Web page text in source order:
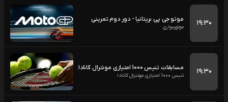
۱۹:۳۰ موتو جی پی بریتانیا - دور دوم تمرینی
موتورسواری
۱۹:۳۰ مسابقات تنیس 1000 امتیازی مونترال کانادا
تنیس 1000 امتیازی مونترال کانادا